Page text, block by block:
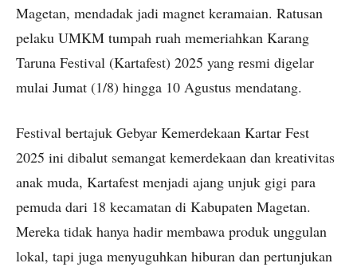
Magetan, mendadak jadi magnet keramaian. Ratusan
pelaku UMKM tumpah ruah memeriahkan Karang
Taruna Festival (Kartafest) 2025 yang resmi digelar
mulai Jumat (1/8) hingga 10 Agustus mendatang.
Festival bertajuk Gebyar Kemerdekaan Kartar Fest
2025 ini dibalut semangat kemerdekaan dan kreativitas
anak muda, Kartafest menjadi ajang unjuk gigi para
pemuda dari 18 kecamatan di Kabupaten Magetan.
Mereka tidak hanya hadir membawa produk unggulan
lokal, tapi juga menyuguhkan hiburan dan pertunjukan